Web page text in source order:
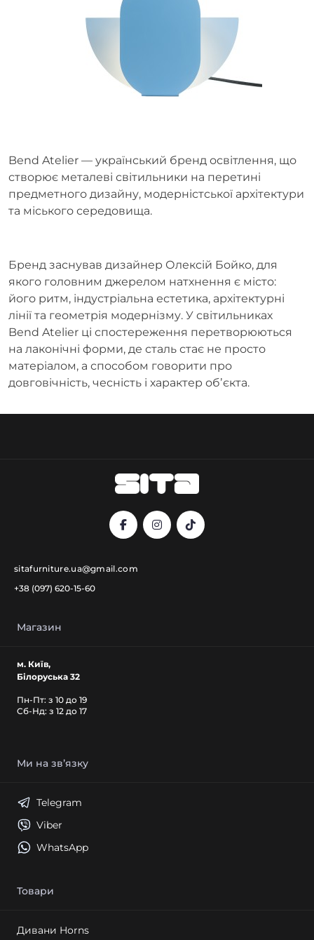
Bend Atelier — український бренд освітлення, що
створює металеві світильники на перетині
предметного дизайну, модерністської архітектури
та міського середовища.
Бренд заснував дизайнер Олексій Бойко, для
якого головним джерелом натхнення є місто:
його ритм, індустріальна естетика, архітектурні
лінії та геометрія модернізму. У світильниках
Bend Atelier ці спостереження перетворюються
на лаконічні форми, де сталь стає не просто
матеріалом, а способом говорити про
довговічність, чесність і характер обʼєкта.
sitafurniture.ua@gmail.com
+38 (097) 620-15-60
Магазин
м. Київ,
Білоруська 32
Пн-Пт: з 10 до 19
Cб-Нд: з 12 до 17
Ми на звʼязку
Telegram
Viber
WhatsApp
Товари
Дивани Horns